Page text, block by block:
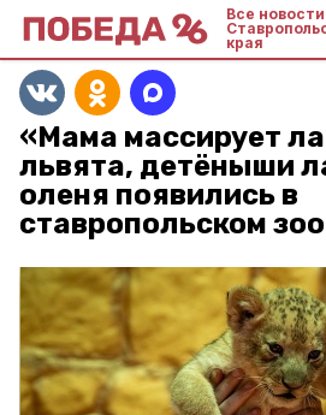
Все новости
края
«Мама массирует
львята, детёныши
оленя появились в
ставропольском